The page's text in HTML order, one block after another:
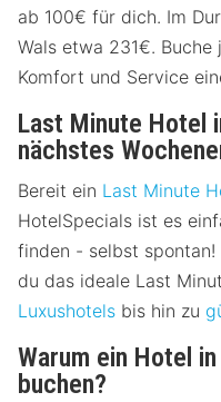
ab 100€ für dich. Im
Wals etwa 231€.
Komfort und Service
Last Minute Hotel
nächstes
Bereit ein Last Minute
HotelSpecials ist es
finden - selbst
du das ideale Last
Luxushotels bis hin zu
Warum ein Hotel
buchen?